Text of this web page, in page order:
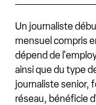
Un journaliste
mensuel compris
dépend de
ainsi que du type
journaliste senior,
réseau, bénéficie